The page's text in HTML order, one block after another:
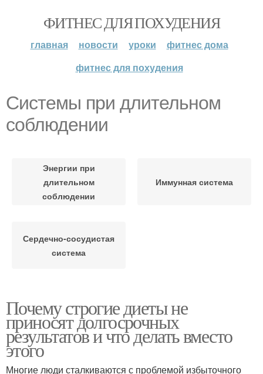
ФИТНЕС ДЛЯ ПОХУДЕНИЯ
главная новости уроки
фитнес дома
фитнес для похудения
Системы при длительном
соблюдении
Энергии при
длительном
соблюдении
Иммунная система
Сердечно-сосудистая
система
Почему строгие диеты не
приносят долгосрочных
результатов и что делать вместо
этого
Многие люди сталкиваются с проблемой избыточного